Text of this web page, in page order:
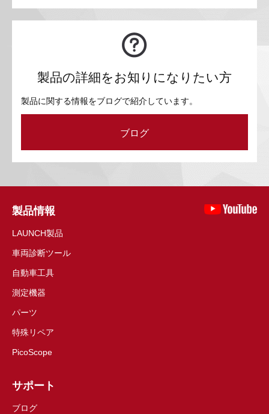
製品の詳細をお知りになりたい方
製品に関する情報をブログで紹介しています。
ブログ
製品情報
LAUNCH製品
車両診断ツール
自動車工具
測定機器
パーツ
特殊リペア
PicoScope
サポート
ブログ